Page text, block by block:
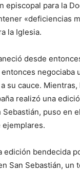
episcopal para la
«deficiencias
la Iglesia.
desde
negociaba
su cauce.
realizó una
puso en
edición bendecida
San Sebastián,